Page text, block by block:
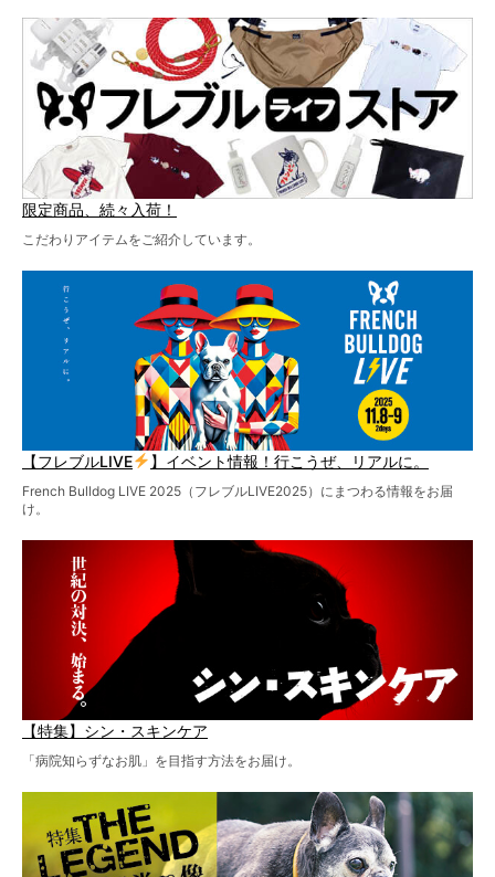
ど、内容盛りだくさんでお送りしていますので、最後まで
お見逃しなく！
限定商品、続々入荷！
こだわりアイテムをご紹介しています。
【フレブルLIVE 】イベント情報！行こうぜ、リアルに。
French Bulldog LIVE 2025（フレブルLIVE2025）にまつわる情報をお届
け。
【特集】シン・スキンケア
「病院知らずなお肌」を目指す方法をお届け。